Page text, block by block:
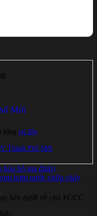
Mới
tại đây
Thành Phố Mới
hóa hộ gia đình)
bơm nước chữa cháy
bên dưới về cho PCCC